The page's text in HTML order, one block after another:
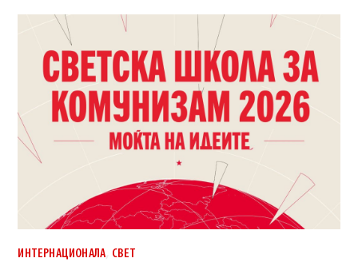
ИНТЕРНАЦИОНАЛА СВЕТ